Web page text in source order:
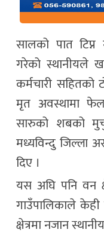
सालको पात
गरेको स्थानीयले
कर्मचारी सहितको
मृत अवस्थामा
सारुको शबको
मध्यविन्दु जिल्ला
दिए ।
यस अघि पनि वन
गाउँपालिकाले
क्षेत्रमा नजान